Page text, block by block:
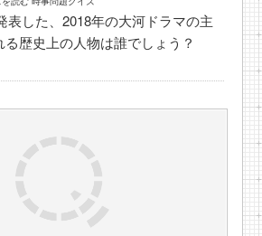
表した、2018年の大河ドラマの主
る歴史上の人物は誰でしょう？